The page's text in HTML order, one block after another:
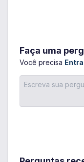
Faça uma
Você precisa